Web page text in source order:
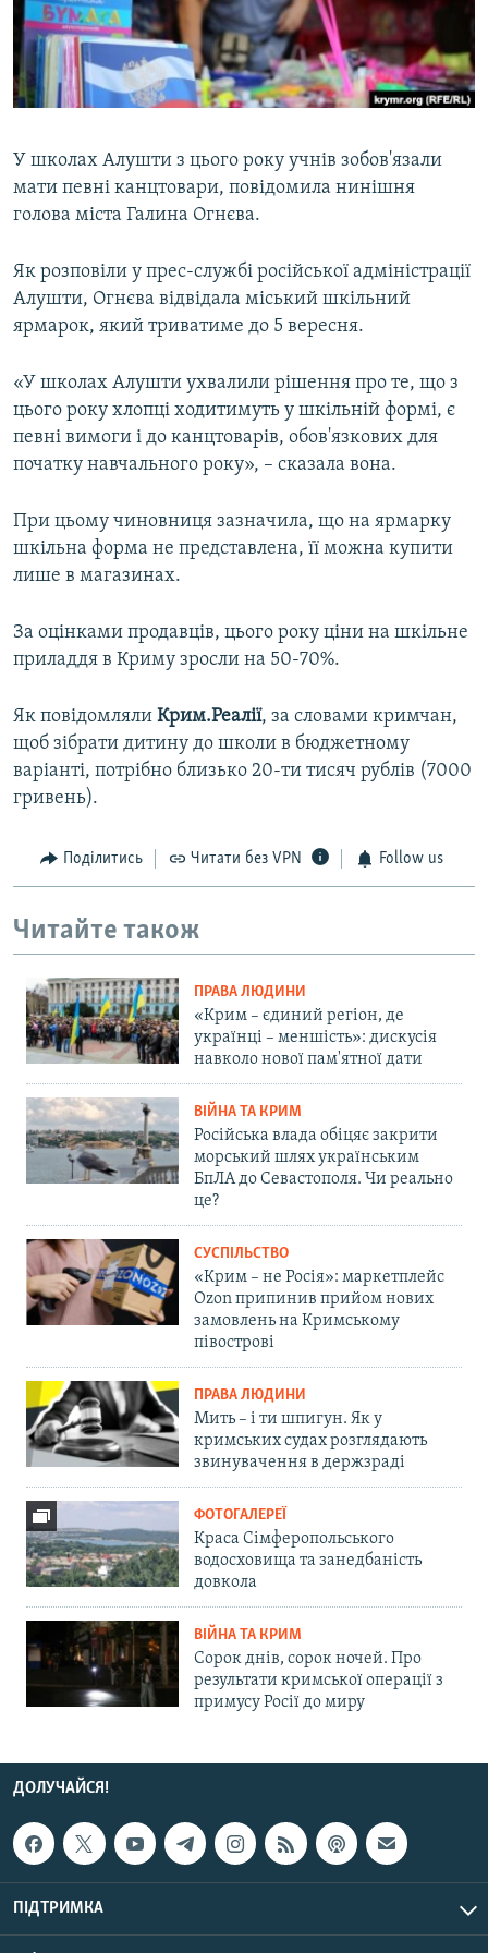
ВІДЕОУРОКИ «ELIFBE»
СВІДЧЕННЯ ОКУПАЦІЇ
УКРАЇНСЬКА ПРОБЛЕМА КРИМУ
Русский
Qırımtatar
У школах Алушти з цього року учнів зобов'язали
мати певні канцтовари, повідомила нинішня
голова міста Галина Огнєва.
Як розповіли у прес-службі російської адміністрації
Алушти, Огнєва відвідала міський шкільний
ярмарок, який триватиме до 5 вересня.
«У школах Алушти ухвалили рішення про те, що з
цього року хлопці ходитимуть у шкільній формі, є
певні вимоги і до канцтоварів, обов'язкових для
початку навчального року», – сказала вона.
При цьому чиновниця зазначила, що на ярмарку
шкільна форма не представлена, її можна купити
лише в магазинах.
За оцінками продавців, цього року ціни на шкільне
приладдя в Криму зросли на 50-70%.
Як повідомляли Крим.Реалії, за словами кримчан,
щоб зібрати дитину до школи в бюджетному
варіанті, потрібно близько 20-ти тисяч рублів (7000
гривень).
Поділитись Читати без VPN Follow us
Читайте також
ПРАВА ЛЮДИНИ
«Крим – єдиний регіон, де
українці – меншість»: дискусія
навколо нової пам'ятної дати
ВІЙНА ТА КРИМ
Російська влада обіцяє закрити
морський шлях українським
БпЛА до Севастополя. Чи реально
це?
СУСПІЛЬСТВО
«Крим – не Росія»: маркетплейс
Ozon припинив прийом нових
замовлень на Кримському
півострові
ПРАВА ЛЮДИНИ
Мить – і ти шпигун. Як у
кримських судах розглядають
звинувачення в держзраді
ФОТОГАЛЕРЕЇ
Краса Сімферопольського
водосховища та занедбаність
довкола
ВІЙНА ТА КРИМ
Сорок днів, сорок ночей. Про
результати кримської операції з
примусу Росії до миру
ДОЛУЧАЙСЯ!
ПІДТРИМКА